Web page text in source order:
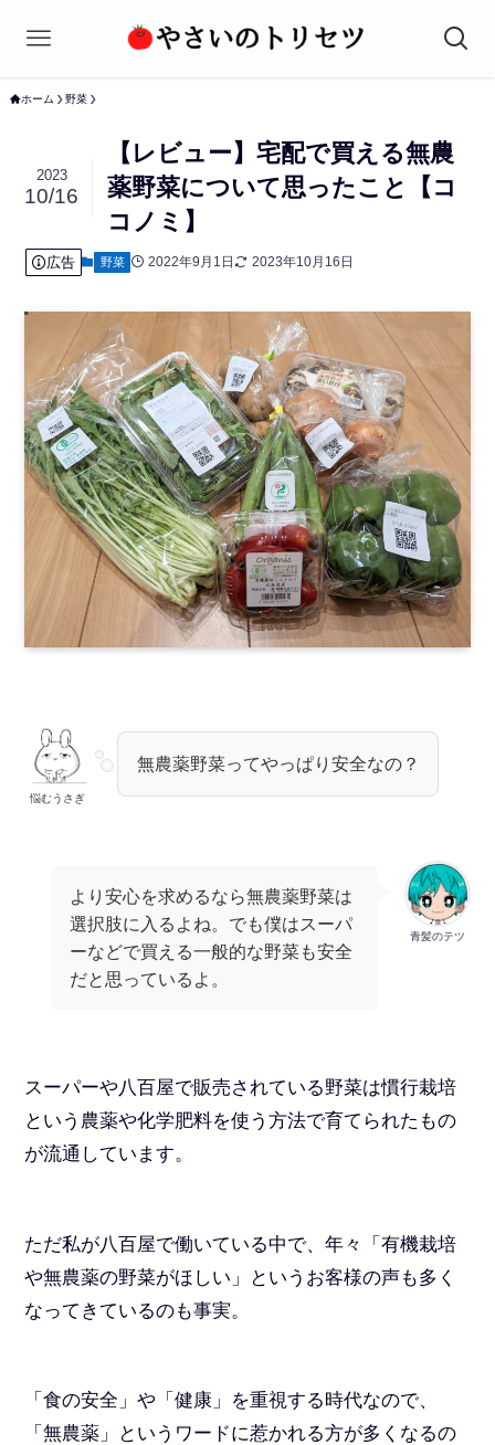
ホーム 野菜
【レビュー】宅配で買える無農
薬野菜について思ったこと【コ
コノミ】
2023
10/16
広告 野菜 2022年9月1日 2023年10月16日
悩むうさぎ
無農薬野菜ってやっぱり安全なの？
青髪のテツ
より安心を求めるなら無農薬野菜は
選択肢に入るよね。でも僕はスーパ
ーなどで買える一般的な野菜も安全
だと思っているよ。
スーパーや八百屋で販売されている野菜は慣行栽培
という農薬や化学肥料を使う方法で育てられたもの
が流通しています。
ただ私が八百屋で働いている中で、年々「有機栽培
や無農薬の野菜がほしい」というお客様の声も多く
なってきているのも事実。
「食の安全」や「健康」を重視する時代なので、
「無農薬」というワードに惹かれる方が多くなるの